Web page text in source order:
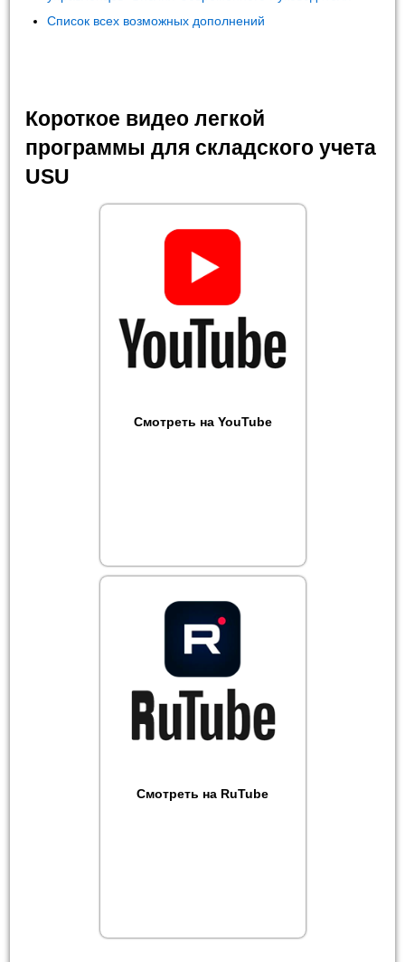
Список всех возможных дополнений
Короткое видео легкой
программы для складского учета
USU
Смотреть на YouTube
Смотреть на RuTube